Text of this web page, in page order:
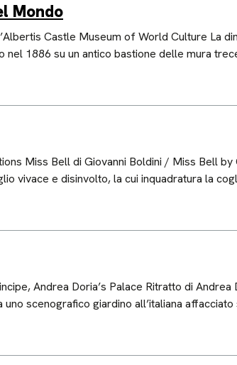
Mondo
Castle Museum of World Culture La
1886 su un antico bastione delle mura
Miss Bell di Giovanni Boldini / Miss Bell
vivace e disinvolto, la cui inquadratura la
Andrea Doria’s Palace Ritratto di
scenografico giardino all’italiana